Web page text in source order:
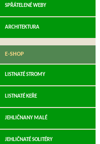
SPŘÁTELENÉ WEBY
ARCHITEKTURA
E-SHOP
LISTNATÉ STROMY
LISTNATÉ KEŘE
JEHLIČNANY MALÉ
JEHLIČNATÉ SOLITÉRY